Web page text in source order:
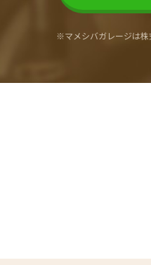
※マメシバガレージは株